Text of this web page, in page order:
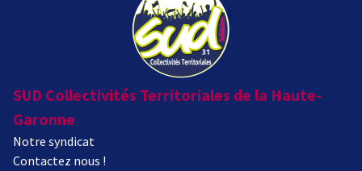
SUD Collectivités Territoriales de la Haute-
Garonne
Notre syndicat
Contactez nous !